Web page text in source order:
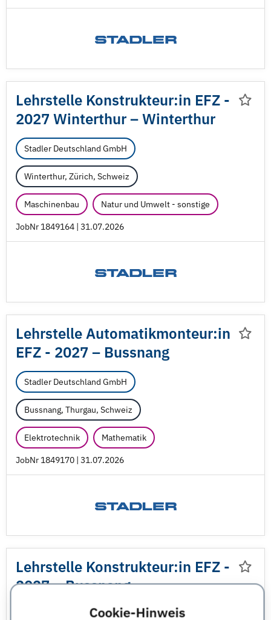
Cookie-Hinweis
Lehrstelle Konstrukteur:in EFZ -
2027 Winterthur – Winterthur
Stadler Deutschland GmbH
Winterthur, Zürich, Schweiz
Maschinenbau Natur und Umwelt - sonstige
JobNr 1849164 | 31.07.2026
Lehrstelle Automatikmonteur:in
EFZ - 2027 – Bussnang
Stadler Deutschland GmbH
Bussnang, Thurgau, Schweiz
Elektrotechnik Mathematik
JobNr 1849170 | 31.07.2026
Lehrstelle Konstrukteur:in EFZ -
2027 – Bussnang
Stadler Deutschland GmbH